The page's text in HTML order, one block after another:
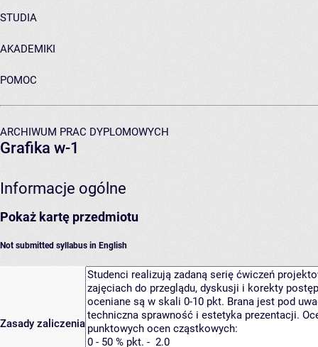
STUDIA
AKADEMIKI
POMOC
ARCHIWUM PRAC DYPLOMOWYCH
Grafika w-1
Informacje ogólne
Pokaż kartę przedmiotu
Not submitted syllabus in English
Zasady zaliczenia